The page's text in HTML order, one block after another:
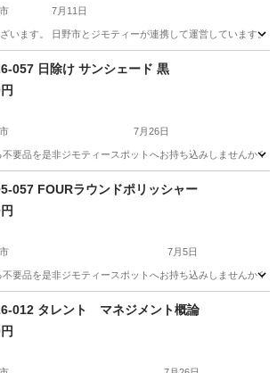
7月11日
います。 日野市とジモティーが連携して運営していま
現地
057 日除け サンシェード 黒
7月26日
品を是非ジモティースポットへお持ち込みしませんか？
サンシェード
057 FOURラウンドポリッシャー
7月5日
品を是非ジモティースポットへお持ち込みしませんか？
012 タレント マネジメント概論